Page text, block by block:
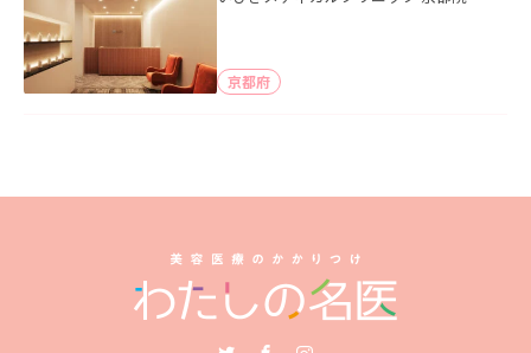
京都府